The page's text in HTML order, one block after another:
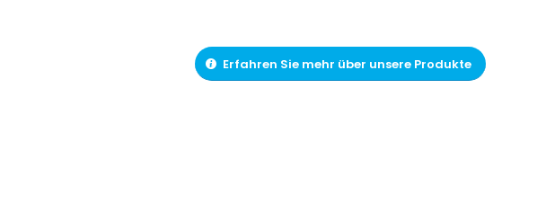
Erfahren Sie mehr über unsere Produkte